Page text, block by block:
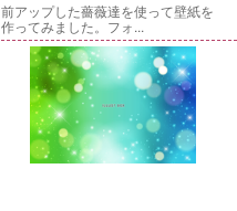
前アップした薔薇達を使って壁紙を
作ってみました。フォ...